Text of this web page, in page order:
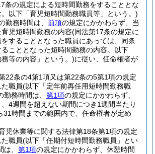
条の規定による短時間勤務をすることとな
以下「育児短時間勤務職員等」という。)
勤務時間は、 前項の規定にかかわらず、当
児短時間勤務の内容(同法第17条の規定に
することとなった職員にあっては、同条
こととなった短時間勤務の内容。以下
務等の内容」という。)に従い、任命権者が
22条の4第1項又は第22条の5第1項の規定
職員(以下「定年前再任用短時間勤務職
勤務時間は、 第1項の規定にかかわらず、
4週間を超えない期間につき1週間当たり
31時間までの範囲内で、任命権者が定め
児休業等に関する法律第18条第1項の規定
職員(以下「任期付短時間勤務職員」とい
、 第1項の規定にかかわらず、休憩時間